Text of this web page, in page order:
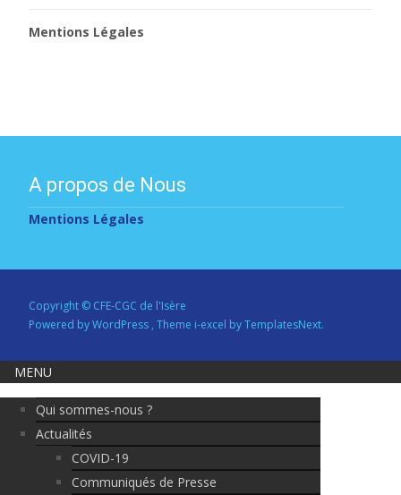
Mentions Légales
A propos de Nous
Mentions Légales
Copyright © CFE-CGC de l'Isère
Powered by WordPress , Theme i-excel by TemplatesNext.
MENU
Qui sommes-nous ?
Actualités
COVID-19
Communiqués de Presse